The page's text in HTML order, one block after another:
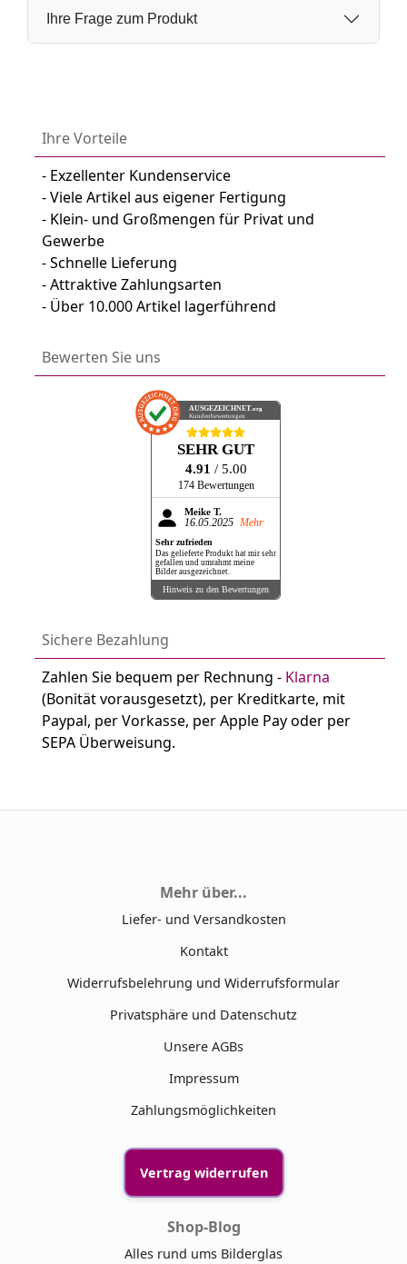
Ihre Vorteile
- Exzellenter Kundenservice
- Viele Artikel aus eigener Fertigung
- Klein- und Großmengen für Privat und
Gewerbe
- Schnelle Lieferung
- Attraktive Zahlungsarten
- Über 10.000 Artikel lagerführend
Bewerten Sie uns
AUSGEZEICHNET.org
Kundenbewertungen
SEHR GUT
4.91 / 5.00
174 Bewertungen
Meike T.
16.05.2025 Mehr
Sehr zufrieden
Das gelieferte Produkt hat mir sehr
gefallen und umrahmt meine
Bilder ausgezeichnet.
Hinweis zu den Bewertungen
Sichere Bezahlung
Zahlen Sie bequem per Rechnung - Klarna
(Bonität vorausgesetzt), per Kreditkarte, mit
Paypal, per Vorkasse, per Apple Pay oder per
SEPA Überweisung.
Ihre Frage zum Produkt
Mehr über...
Liefer- und Versandkosten
Kontakt
Widerrufsbelehrung und Widerrufsformular
Privatsphäre und Datenschutz
Unsere AGBs
Impressum
Zahlungsmöglichkeiten
Vertrag widerrufen
Shop-Blog
Alles rund ums Bilderglas